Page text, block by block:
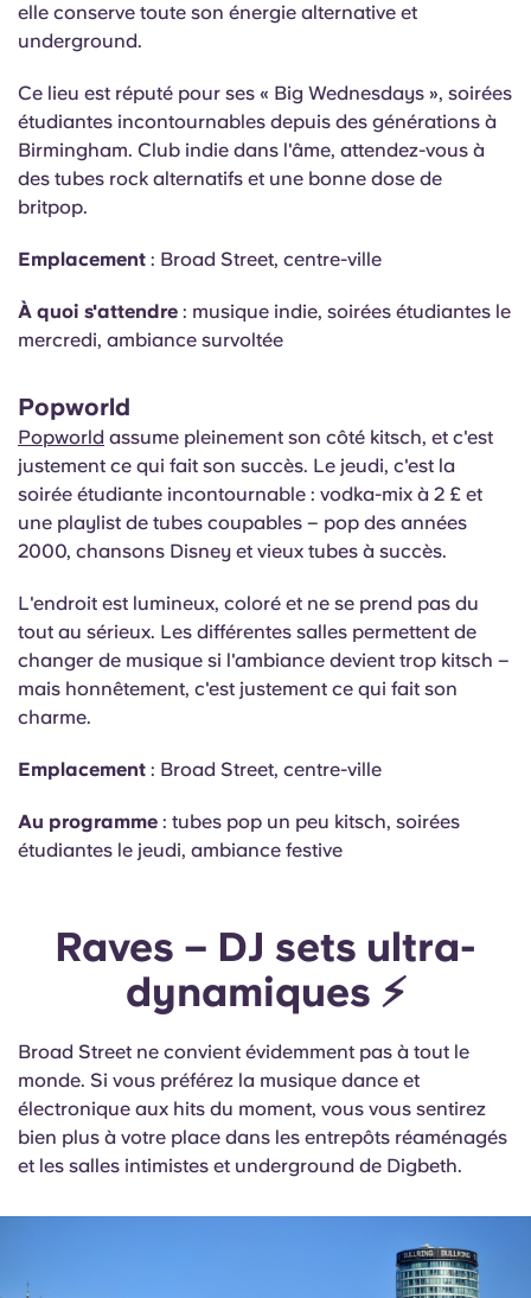
elle conserve toute son énergie alternative et
underground.
Ce lieu est réputé pour ses « Big Wednesdays », soirées
étudiantes incontournables depuis des générations à
Birmingham. Club indie dans l'âme, attendez-vous à
des tubes rock alternatifs et une bonne dose de
britpop.
Emplacement : Broad Street, centre-ville
À quoi s'attendre : musique indie, soirées étudiantes le
mercredi, ambiance survoltée
Popworld
Popworld assume pleinement son côté kitsch, et c'est
justement ce qui fait son succès. Le jeudi, c'est la
soirée étudiante incontournable : vodka-mix à 2 £ et
une playlist de tubes coupables – pop des années
2000, chansons Disney et vieux tubes à succès.
L'endroit est lumineux, coloré et ne se prend pas du
tout au sérieux. Les différentes salles permettent de
changer de musique si l'ambiance devient trop kitsch –
mais honnêtement, c'est justement ce qui fait son
charme.
Emplacement : Broad Street, centre-ville
Au programme : tubes pop un peu kitsch, soirées
étudiantes le jeudi, ambiance festive
Raves – DJ sets ultra-
dynamiques ⚡
Broad Street ne convient évidemment pas à tout le
monde. Si vous préférez la musique dance et
électronique aux hits du moment, vous vous sentirez
bien plus à votre place dans les entrepôts réaménagés
et les salles intimistes et underground de Digbeth.